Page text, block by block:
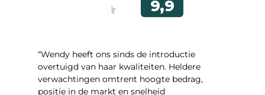
“Wendy heeft ons sinds de introductie
overtuigd van haar kwaliteiten. Heldere
verwachtingen omtrent hoogte bedrag,
positie in de markt en snelheid